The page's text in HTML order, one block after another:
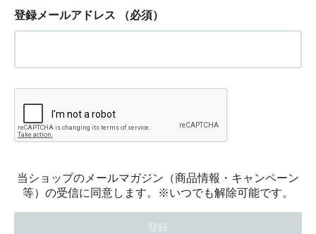
登録メールアドレス （必須）
当ショップのメールマガジン（商品情報・キャンペーン
等）の受信に同意します。※いつでも解除可能です。